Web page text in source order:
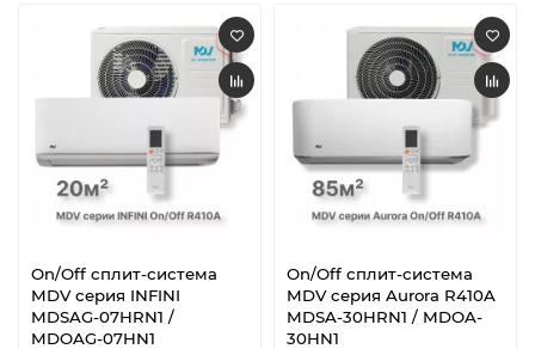
On/Off cплит-система
MDV серия INFINI
MDSAG-07HRN1 /
MDOAG-07HN1
On/Off сплит-система
MDV серия Aurora R410A
MDSA-30HRN1 / MDOA-
30HN1